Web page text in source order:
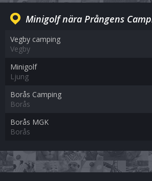
Minigolf nära Prångens
Vegby camping
Vegby
Minigolf
Ljung
Borås Camping
Borås
Borås MGK
Borås